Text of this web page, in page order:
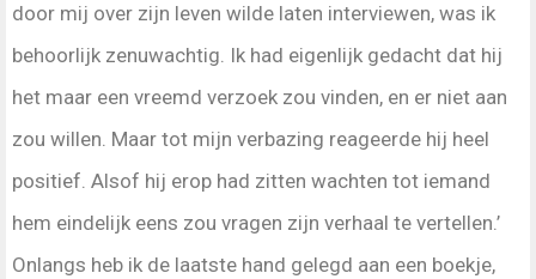
door mij over zijn leven wilde laten interviewen, was ik
behoorlijk zenuwachtig. Ik had eigenlijk gedacht dat hij
het maar een vreemd verzoek zou vinden, en er niet aan
zou willen. Maar tot mijn verbazing reageerde hij heel
positief. Alsof hij erop had zitten wachten tot iemand
hem eindelijk eens zou vragen zijn verhaal te vertellen.’
Onlangs heb ik de laatste hand gelegd aan een boekje,